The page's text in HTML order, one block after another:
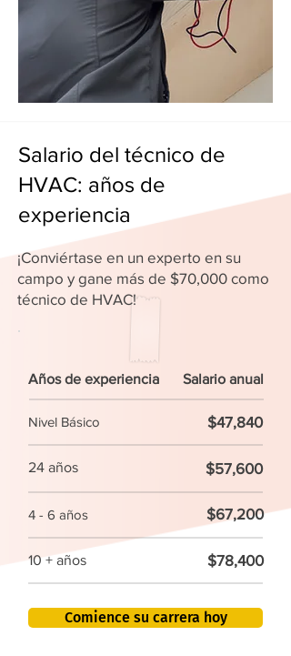
Salario del técnico de
HVAC: años de
experiencia
¡Conviértase en un experto en su
campo y gane más de $70,000 como
técnico de HVAC!
Años de experiencia Salario anual
Nivel Básico $47,840
24 años $57,600
4 - 6 años $67,200
10 + años $78,400
Comience su carrera hoy